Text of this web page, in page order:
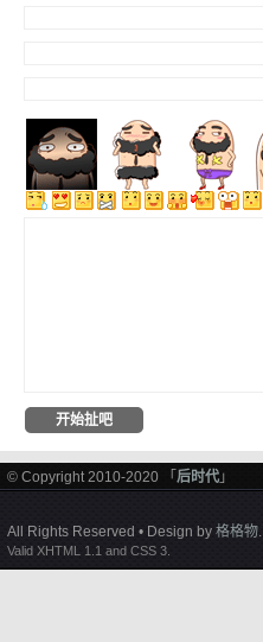
© Copyright 2010-2020 「 后时代 」
All Rights Reserved • Design by 格格物.
Valid XHTML 1.1 and CSS 3.